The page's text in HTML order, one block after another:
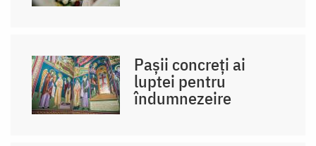
Pașii concreți ai
luptei pentru
îndumnezeire